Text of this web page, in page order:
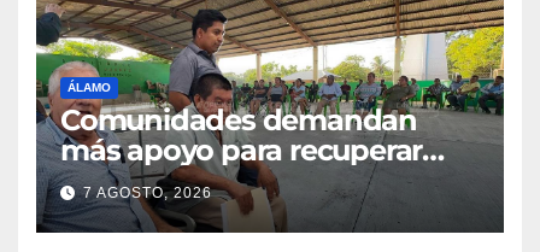
ÁLAMO
Comunidades demandan
más apoyo para recuperar
parcelas
7 AGOSTO, 2026